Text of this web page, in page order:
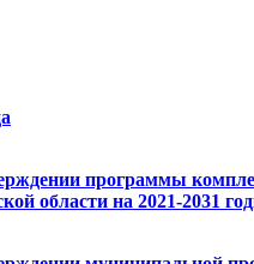
программы
области на 2021-2031